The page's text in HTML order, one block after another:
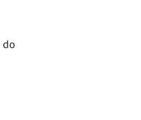
do